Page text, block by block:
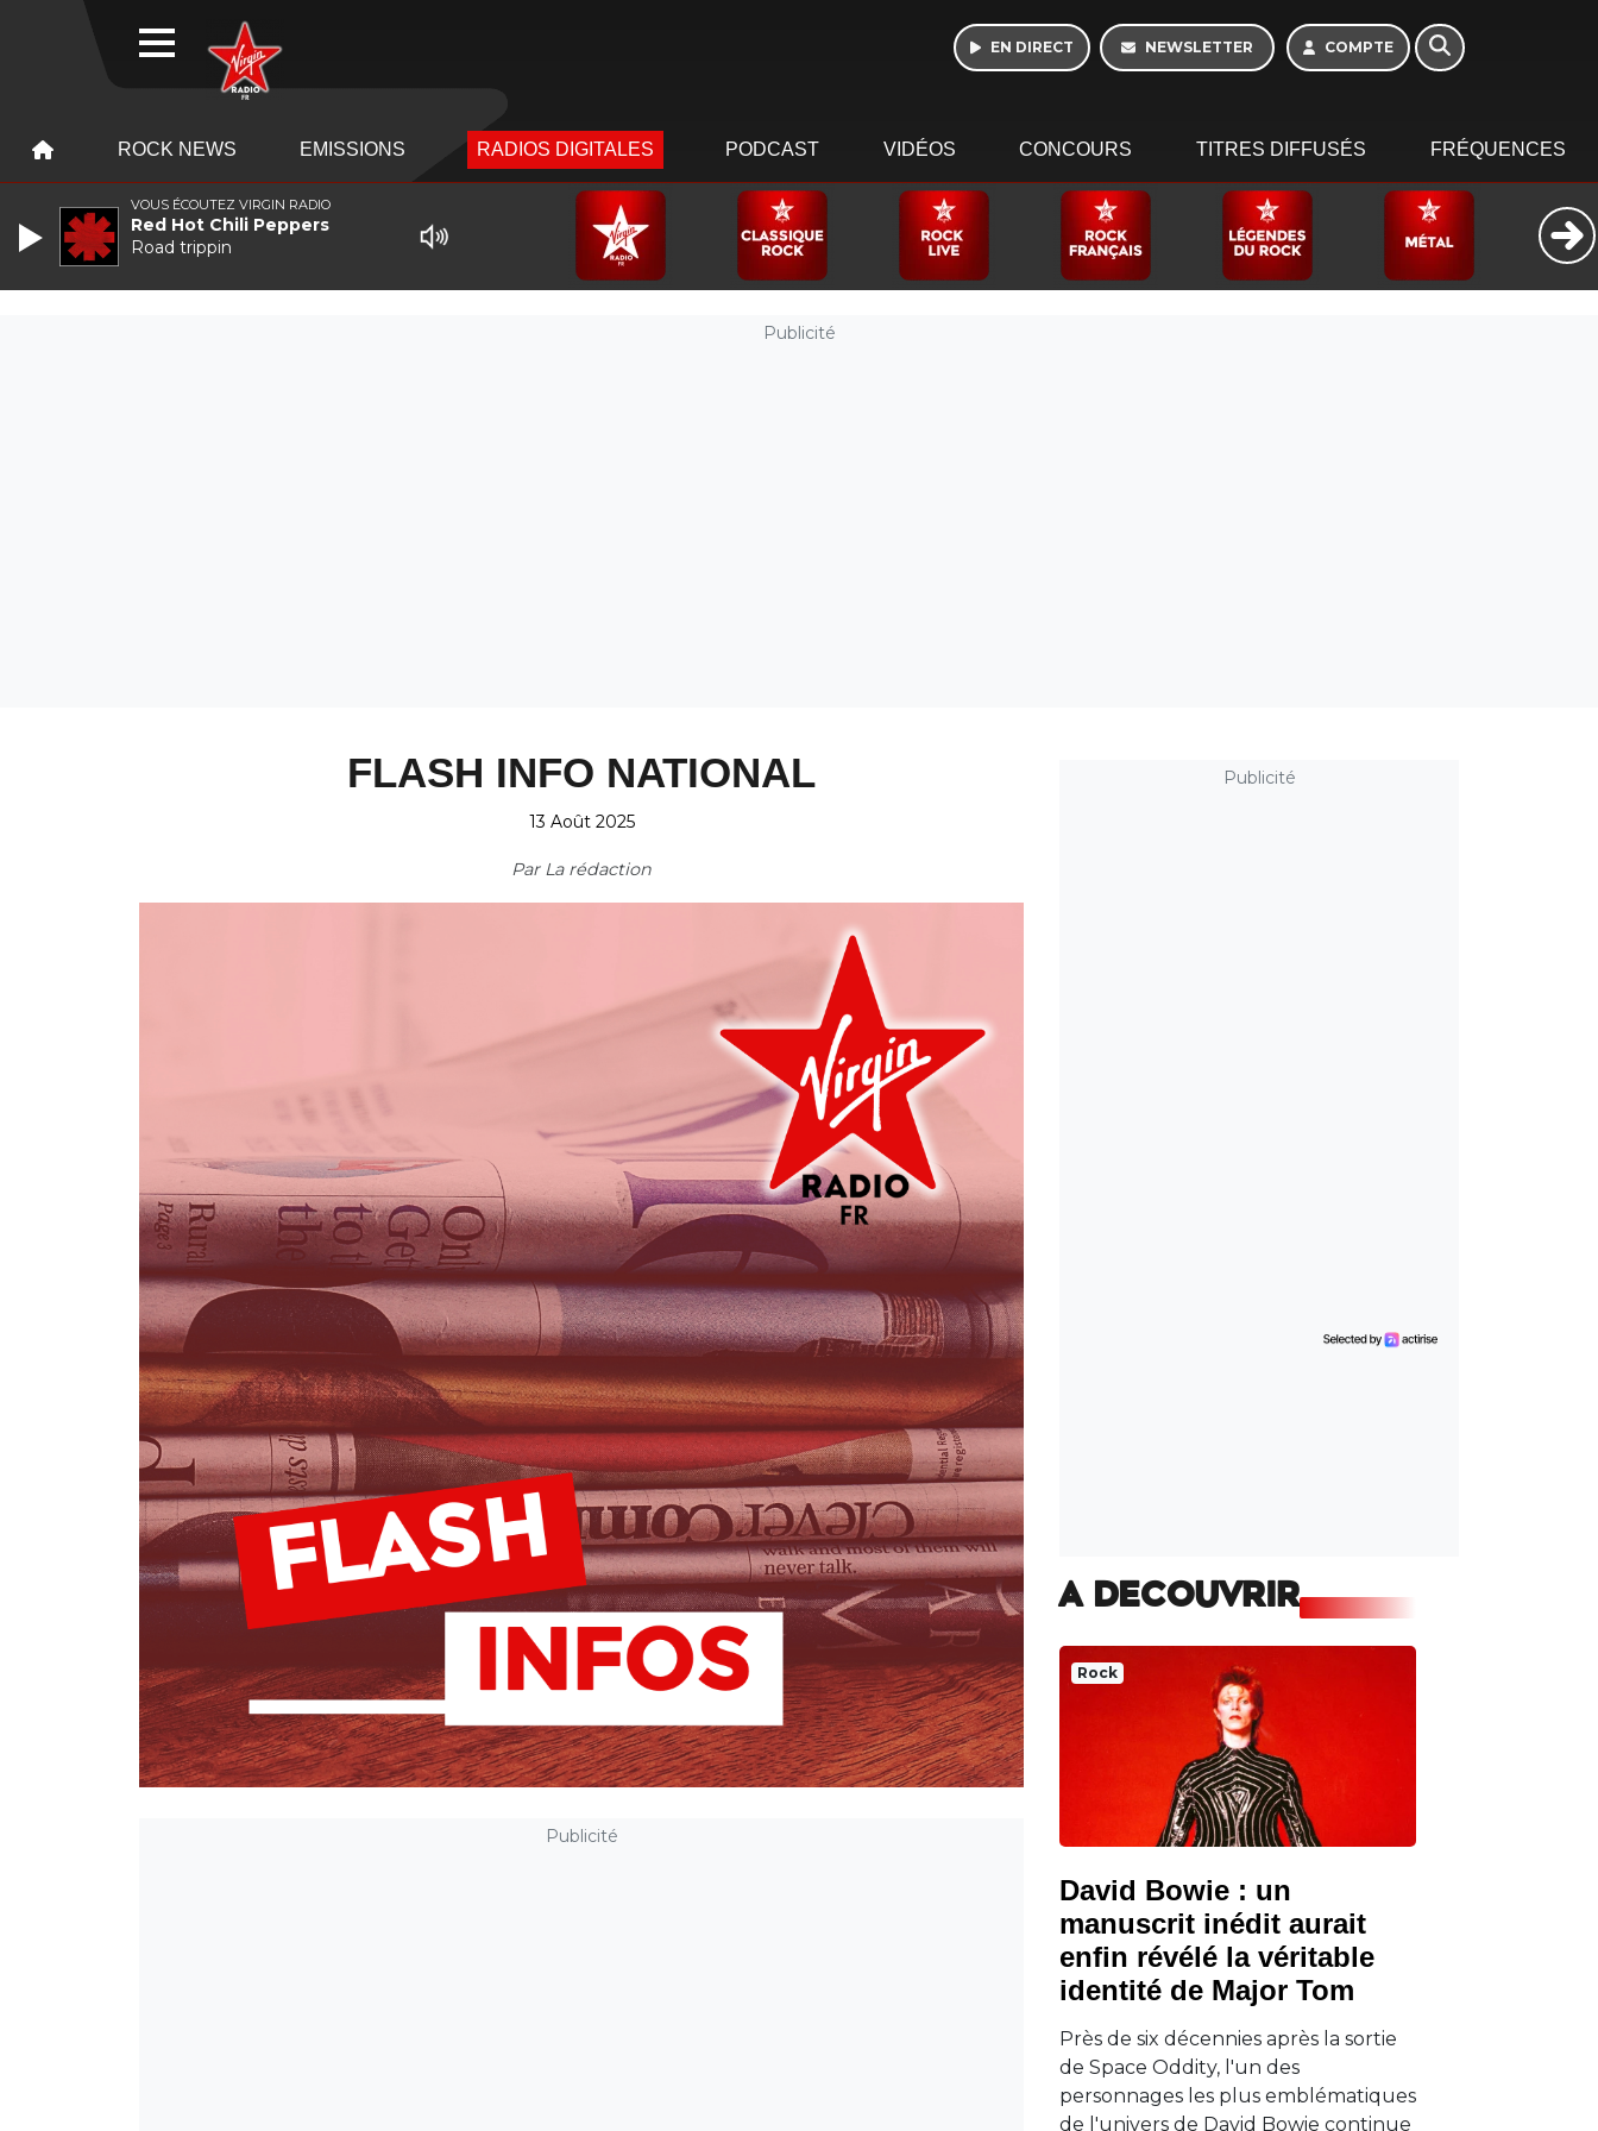
EN DIRECT NEWSLETTER COMPTE
ROCK NEWS EMISSIONS RADIOS DIGITALES PODCAST VIDÉOS CONCOURS TITRES DIFFUSÉS FRÉQUENCES
Publicité
FLASH INFO NATIONAL
13 Août 2025
Par La rédaction
Publicité
Publicité
A DECOUVRIR
Rock
David Bowie : un
manuscrit inédit aurait
enfin révélé la véritable
identité de Major Tom
Près de six décennies après la sortie
de Space Oddity, l'un des
personnages les plus emblématiques
de l'univers de David Bowie continue
VOUS ÉCOUTEZ VIRGIN RADIO
Red Hot Chili Peppers
Road trippin
WEBRADIO
Morning - 6h à 10h